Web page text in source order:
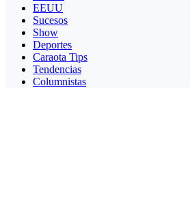
EEUU
Sucesos
Show
Deportes
Caraota Tips
Tendencias
Columnistas